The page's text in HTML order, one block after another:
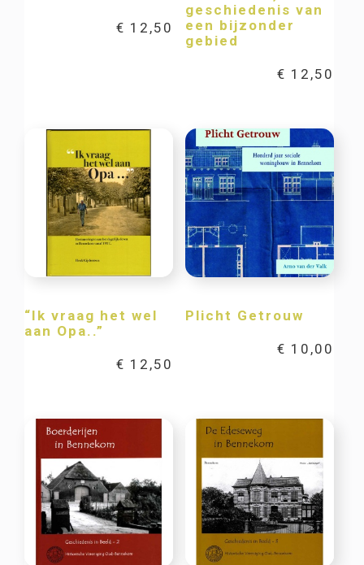
€ 12,50
geschiedenis van
een bijzonder
gebied
€ 12,50
“Ik vraag het wel
aan Opa..”
€ 12,50
Plicht Getrouw
€ 10,00